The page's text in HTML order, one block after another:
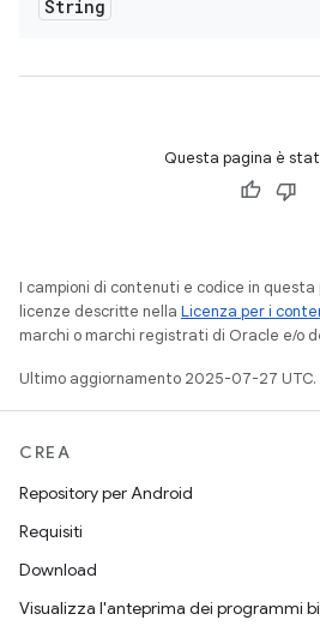
String
Questa pagina è
I campioni di contenuti e codice in
licenze descritte nella Licenza per i
marchi o marchi registrati di Oracle e/o
Ultimo aggiornamento 2025-07-27 UTC.
CREA
Repository per Android
Requisiti
Download
Visualizza l'anteprima dei programmi